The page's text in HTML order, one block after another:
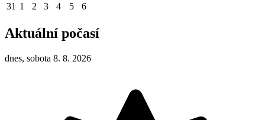
31 1 2 3 4 5 6
Aktuální počasí
dnes, sobota 8. 8. 2026